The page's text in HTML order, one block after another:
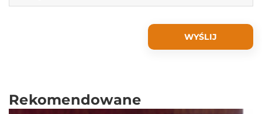
Rekomendowane